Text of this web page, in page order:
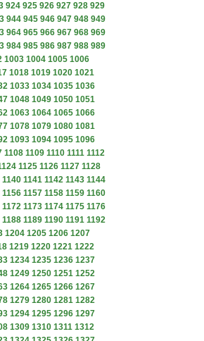
924 925 926 927 928 929
944 945 946 947 948 949
964 965 966 967 968 969
984 985 986 987 988 989
1003 1004 1005 1006
1018 1019 1020 1021
1033 1034 1035 1036
1048 1049 1050 1051
1063 1064 1065 1066
1078 1079 1080 1081
1093 1094 1095 1096
1108 1109 1110 1111 1112
1125 1126 1127 1128
1140 1141 1142 1143 1144
1156 1157 1158 1159 1160
1172 1173 1174 1175 1176
1188 1189 1190 1191 1192
1204 1205 1206 1207
1219 1220 1221 1222
1234 1235 1236 1237
1249 1250 1251 1252
1264 1265 1266 1267
1279 1280 1281 1282
1294 1295 1296 1297
1309 1310 1311 1312